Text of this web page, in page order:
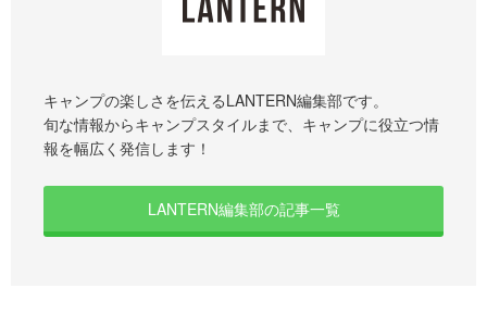
キャンプの楽しさを伝えるLANTERN編集部です。
旬な情報からキャンプスタイルまで、キャンプに役立つ情
報を幅広く発信します！
LANTERN編集部の記事一覧